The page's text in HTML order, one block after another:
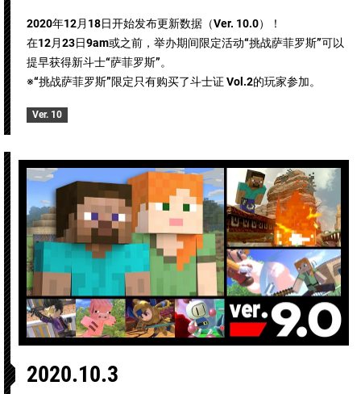
2020年12月18日开始发布更新数据（Ver. 10.0）！
在12月23日9am或之前，举办期间限定活动“挑战萨菲罗斯”可以
提早获得新斗士“萨菲罗斯”。
※“挑战萨菲罗斯”限定只有购买了斗士证 Vol.2的玩家参加。
Ver. 10
2020.10.3